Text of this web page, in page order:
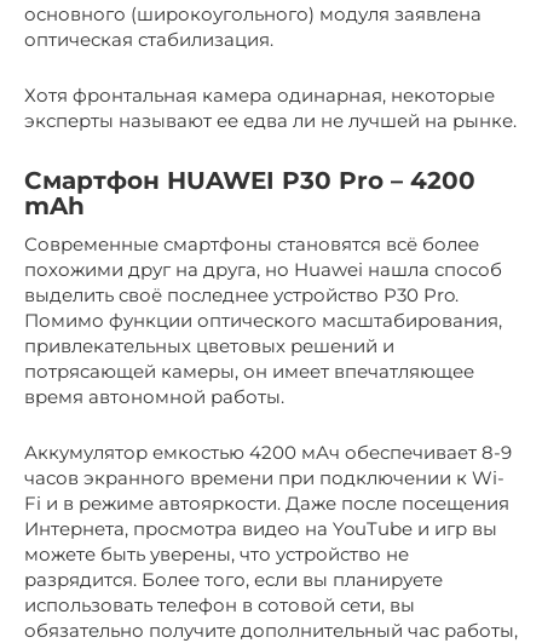
основного (широкоугольного) модуля заявлена
оптическая стабилизация.
Хотя фронтальная камера одинарная, некоторые
эксперты называют ее едва ли не лучшей на рынке.
Смартфон HUAWEI P30 Pro – 4200
mAh
Современные смартфоны становятся всё более
похожими друг на друга, но Huawei нашла способ
выделить своё последнее устройство P30 Pro.
Помимо функции оптического масштабирования,
привлекательных цветовых решений и
потрясающей камеры, он имеет впечатляющее
время автономной работы.
Аккумулятор емкостью 4200 мАч обеспечивает 8-9
часов экранного времени при подключении к Wi-
Fi и в режиме автояркости. Даже после посещения
Интернета, просмотра видео на YouTube и игр вы
можете быть уверены, что устройство не
разрядится. Более того, если вы планируете
использовать телефон в сотовой сети, вы
обязательно получите дополнительный час работы,